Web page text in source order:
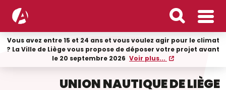
Vous avez entre 15 et 24 ans et vous voulez agir pour le climat
? La Ville de Liège vous propose de déposer votre projet avant
le 20 septembre 2026 Voir plus...
UNION NAUTIQUE DE LIÈGE